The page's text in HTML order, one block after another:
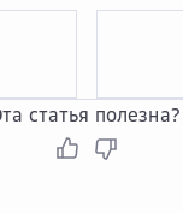
статья полезна?